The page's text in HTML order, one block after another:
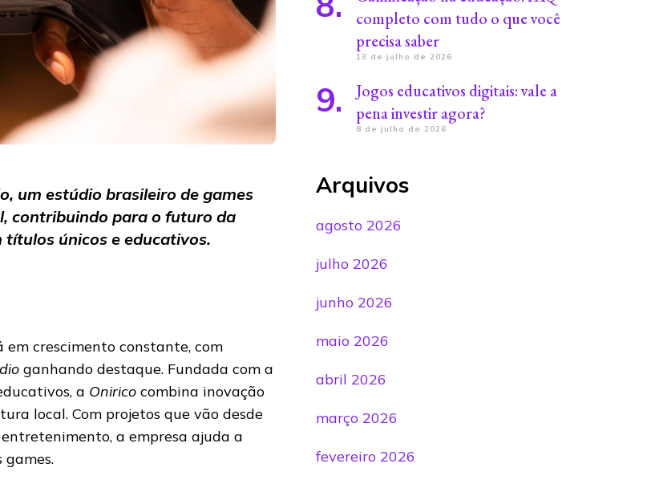
um estúdio brasileiro de games
contribuindo para o futuro da
únicos e educativos.
crescimento constante, com
ganhando destaque. Fundada com a
a Onirico combina inovação
local. Com projetos que vão desde
a empresa ajuda a
games.
completo com tudo o que você
precisa saber
13 de julho de 2026
Jogos educativos digitais: vale a
pena investir agora?
8 de julho de 2026
Arquivos
agosto 2026
julho 2026
junho 2026
maio 2026
abril 2026
março 2026
fevereiro 2026